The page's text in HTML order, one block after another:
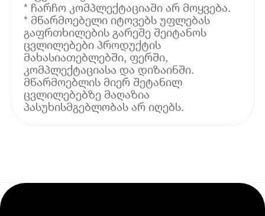
* ჩარჩო კომპლექტაციაში არ მოყვება.
* მწარმოებელი იტოვებს უფლებას
გაფრთხილების გარეშე შეიტანოს
ცვლილებები პროდუქტის
მახასიათებლებში, ფერში,
კომპლექტაციასა და დიზაინში.
მწარმოებლის მიერ შეტანილ
ცვლილებებზე მაღაზია
პასუხისმგებლობას არ იღებს.